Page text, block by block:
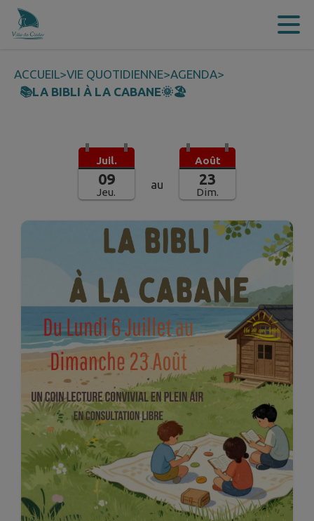
Contenu
ACCUEIL>VIE QUOTIDIENNE>AGENDA>
📚LA BIBLI À LA CABANE🌞🏖️
Juil.
09
Jeu.
au
Août
23
Dim.